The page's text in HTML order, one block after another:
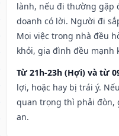
lành, nếu đi thường gặp
doanh có lời. Người đi
Mọi việc trong nhà đều
khỏi, gia đình đều mạnh
Từ 21h-23h (Hợi) và từ
lợi, hoặc hay bị trái ý.
quan trọng thì phải đòn,
an.